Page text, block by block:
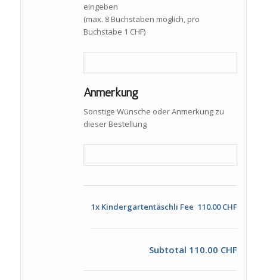
eingeben
(max. 8 Buchstaben möglich, pro
Buchstabe 1 CHF)
Anmerkung
Sonstige Wünsche oder Anmerkung zu
dieser Bestellung
1x Kindergartentäschli Fee 110.00 CHF
Subtotal 110.00 CHF